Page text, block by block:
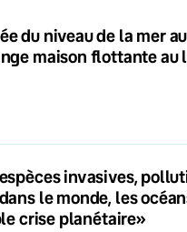
du niveau de la mer
maison flottante au
invasives,
le monde, les
crise planétaire»